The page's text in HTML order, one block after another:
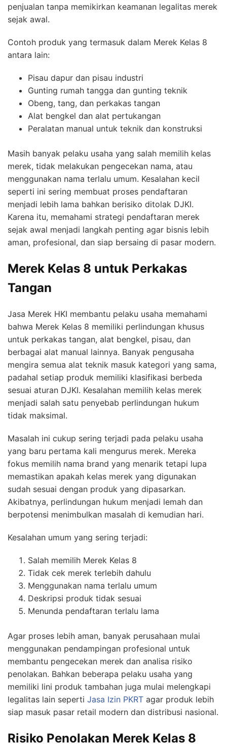
penjualan tanpa memikirkan keamanan legalitas merek
sejak awal.
Contoh produk yang termasuk dalam Merek Kelas 8
antara lain:
Pisau dapur dan pisau industri
Gunting rumah tangga dan gunting teknik
Obeng, tang, dan perkakas tangan
Alat bengkel dan alat pertukangan
Peralatan manual untuk teknik dan konstruksi
Masih banyak pelaku usaha yang salah memilih kelas
merek, tidak melakukan pengecekan nama, atau
menggunakan nama terlalu umum. Kesalahan kecil
seperti ini sering membuat proses pendaftaran
menjadi lebih lama bahkan berisiko ditolak DJKI.
Karena itu, memahami strategi pendaftaran merek
sejak awal menjadi langkah penting agar bisnis lebih
aman, profesional, dan siap bersaing di pasar modern.
Merek Kelas 8 untuk Perkakas
Tangan
Jasa Merek HKI membantu pelaku usaha memahami
bahwa Merek Kelas 8 memiliki perlindungan khusus
untuk perkakas tangan, alat bengkel, pisau, dan
berbagai alat manual lainnya. Banyak pengusaha
mengira semua alat teknik masuk kategori yang sama,
padahal setiap produk memiliki klasifikasi berbeda
sesuai aturan DJKI. Kesalahan memilih kelas merek
menjadi salah satu penyebab perlindungan hukum
tidak maksimal.
Masalah ini cukup sering terjadi pada pelaku usaha
yang baru pertama kali mengurus merek. Mereka
fokus memilih nama brand yang menarik tetapi lupa
memastikan apakah kelas merek yang digunakan
sudah sesuai dengan produk yang dipasarkan.
Akibatnya, perlindungan hukum menjadi lemah dan
berpotensi menimbulkan masalah di kemudian hari.
Kesalahan umum yang sering terjadi:
Salah memilih Merek Kelas 8
Tidak cek merek terlebih dahulu
Menggunakan nama terlalu umum
Deskripsi produk tidak sesuai
Menunda pendaftaran terlalu lama
Agar proses lebih aman, banyak perusahaan mulai
menggunakan pendampingan profesional untuk
membantu pengecekan merek dan analisa risiko
penolakan. Bahkan beberapa pelaku usaha yang
memiliki lini produk tambahan juga mulai melengkapi
legalitas lain seperti Jasa Izin PKRT agar produk lebih
siap masuk pasar retail modern dan distribusi nasional.
Risiko Penolakan Merek Kelas 8